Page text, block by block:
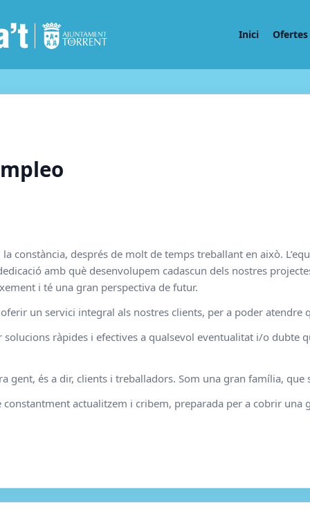
Inici
la constància, després de molt de temps treballant en això.
amb què desenvolupem cadascun dels nostres
i té una gran perspectiva de futur.
un servici integral als nostres clients, per a poder atendre
ràpides i efectives a qualsevol eventualitat i/o dubte
gent, és a dir, clients i treballadors. Som una gran família, que
constantment actualitzem i cribem, preparada per a cobrir